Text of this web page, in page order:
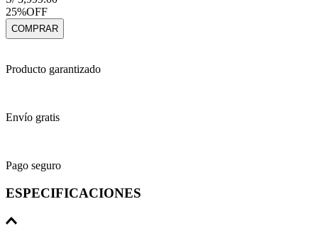
25%OFF
COMPRAR
Producto garantizado
Envío gratis
Pago seguro
ESPECIFICACIONES